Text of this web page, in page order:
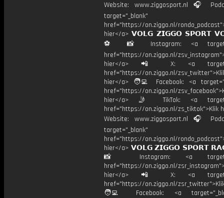
Website: www.ziggosport.nl 🎧
target="_blank"
href="https://on.ziggo.nl/
hier</a> 𝗩𝗢𝗟𝗚 𝗭𝗜𝗚𝗚𝗢 𝗦𝗣𝗢𝗥𝗧
⚽️ 📸 Instagram: <a
href="https://on.ziggo.nl/
hier</a> 📲 X: <a
href="https://on.ziggo.nl/
hier</a> 🧑‍💻 Facebook: <a
href="https://on.ziggo.nl/
hier</a> 🤳 TikTok: <a
href="https://on.ziggo.nl/zs_tiktok">Klik
Website: www.ziggosport.nl 🎧
target="_blank"
href="https://on.ziggo.nl/
hier</a> 𝗩𝗢𝗟𝗚 𝗭𝗜𝗚𝗚𝗢 𝗦𝗣𝗢𝗥𝗧
📸 Instagram: <a
href="https://on.ziggo.nl/
hier</a> 📲 X: <a
href="https://on.ziggo.nl/
🧑‍💻 Facebook: <a